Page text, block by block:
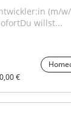
(m/
willst...
€